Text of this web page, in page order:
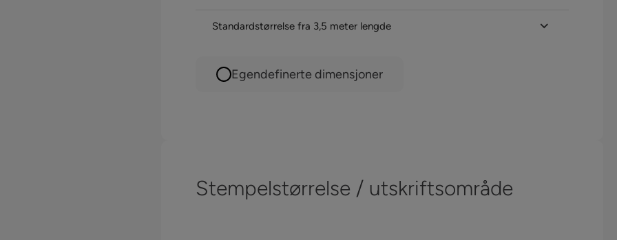
Standardstørrelse fra 3,5 meter lengde
Egendefinerte dimensjoner
Stempelstørrelse / utskriftsområde